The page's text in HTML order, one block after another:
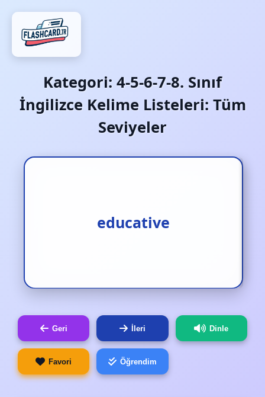
Kategori: 4-5-6-7-8. Sınıf
İngilizce Kelime Listeleri: Tüm
Seviyeler
educative
eğitici
Geri İleri Dinle
Favori Öğrendim